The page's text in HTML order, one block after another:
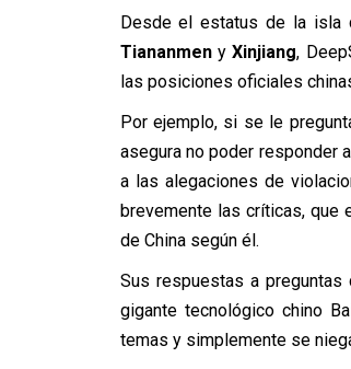
Desde el estatus de la isla
TiananmenyXinjiang,
las posiciones oficiales
Por ejemplo, si se le
asegura no poder responder
a las alegaciones de
brevemente las críticas, que
de China según él.
Sus respuestas a preguntas
gigante tecnológico chino
temas y simplemente se